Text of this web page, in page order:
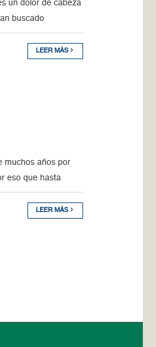
un dolor de cabeza
buscado
LEER MÁS
muchos años por
eso que hasta
LEER MÁS